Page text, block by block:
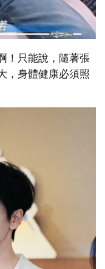
！只能說，隨著張
，身體健康必須照